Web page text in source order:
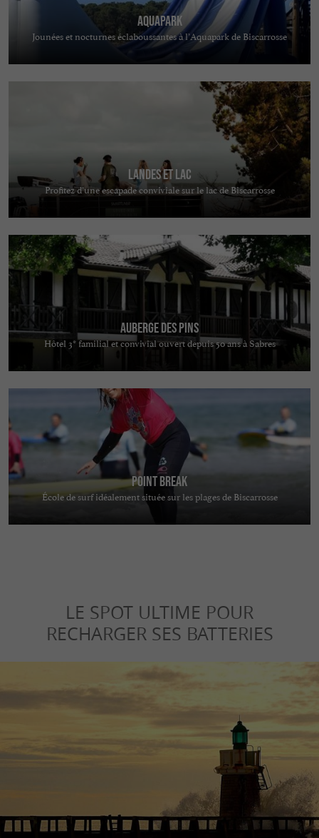
AquaPark
Jounées et nocturnes éclaboussantes à l’Aquapark de Biscarrosse
Landes et Lac
Profitez d’une escapade conviviale sur le lac de Biscarrosse
Auberge des Pins
Hôtel 3* familial et convivial ouvert depuis 50 ans à Sabres
Point Break
École de surf idéalement située sur les plages de Biscarrosse
LE SPOT ULTIME POUR
RECHARGER SES BATTERIES